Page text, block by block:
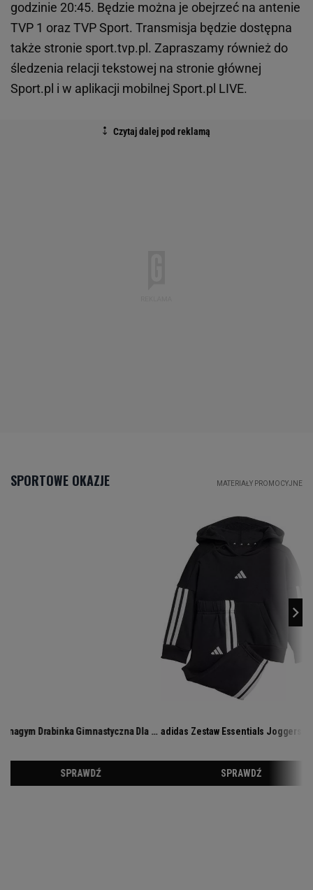
godzinie 20:45. Będzie można je obejrzeć na antenie
TVP 1 oraz TVP Sport. Transmisja będzie dostępna
także stronie sport.tvp.pl. Zapraszamy również do
śledzenia relacji tekstowej na stronie głównej
Sport.pl i w aplikacji mobilnej Sport.pl LIVE.